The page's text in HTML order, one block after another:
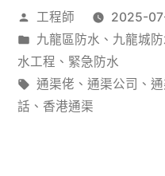
案
台
漏
水
點
作
者：
工程師
2025-
分
類：
九龍區防水 、 九龍城
水工程 、 緊急防水
標
籤:
通渠佬 、 通渠公司 、
話 、 香港通渠